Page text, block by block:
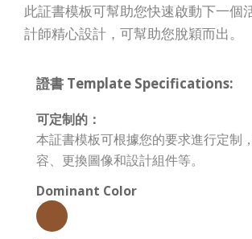
此証書模板可幫助您快速啟動下一個
計師精心設計，可幫助您脫穎而出。
證書 Template Specifications:
可定制的：
本証書模板可根據您的要求進行定制
容、更換圖像和設計組件等。
Dominant Color